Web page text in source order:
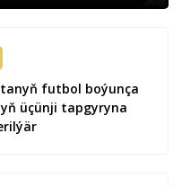
futbol boýunça
üçünji tapgyryna